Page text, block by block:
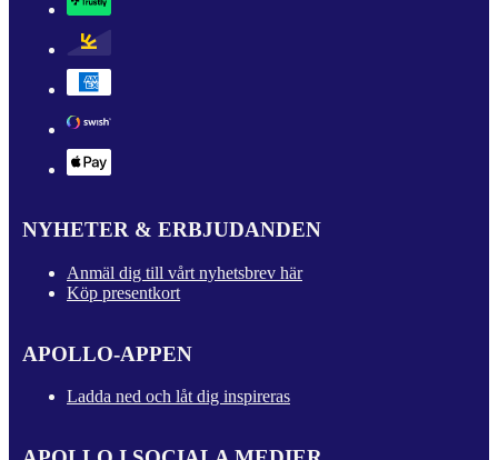
NYHETER & ERBJUDANDEN
Anmäl dig till vårt nyhetsbrev här
Köp presentkort
APOLLO-APPEN
Ladda ned och låt dig inspireras